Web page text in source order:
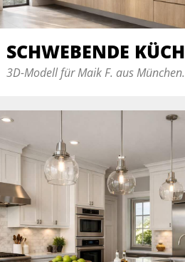
SCHWEBENDE
3D-Modell für Maik F. aus München.